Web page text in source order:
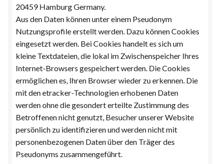
20459 Hamburg Germany.
Aus den Daten können unter einem Pseudonym
Nutzungsprofile erstellt werden. Dazu können Cookies
eingesetzt werden. Bei Cookies handelt es sich um
kleine Textdateien, die lokal im Zwischenspeicher Ihres
Internet-Browsers gespeichert werden. Die Cookies
ermöglichen es, Ihren Browser wieder zu erkennen. Die
mit den etracker-Technologien erhobenen Daten
werden ohne die gesondert erteilte Zustimmung des
Betroffenen nicht genutzt, Besucher unserer Website
persönlich zu identifizieren und werden nicht mit
personenbezogenen Daten über den Träger des
Pseudonyms zusammengeführt.